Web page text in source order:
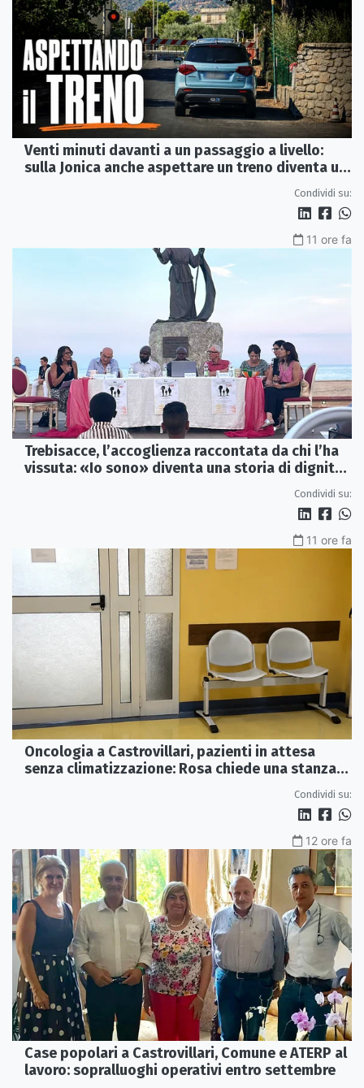
Venti minuti davanti a un passaggio a livello:
sulla Jonica anche aspettare un treno diventa un
Condividi su:
11 ore fa
Trebisacce, l’accoglienza raccontata da chi l’ha
vissuta: «Io sono» diventa una storia di dignità
Condividi su:
11 ore fa
Oncologia a Castrovillari, pazienti in attesa
senza climatizzazione: Rosa chiede una stanza
Condividi su:
12 ore fa
Case popolari a Castrovillari, Comune e ATERP al
lavoro: sopralluoghi operativi entro settembre